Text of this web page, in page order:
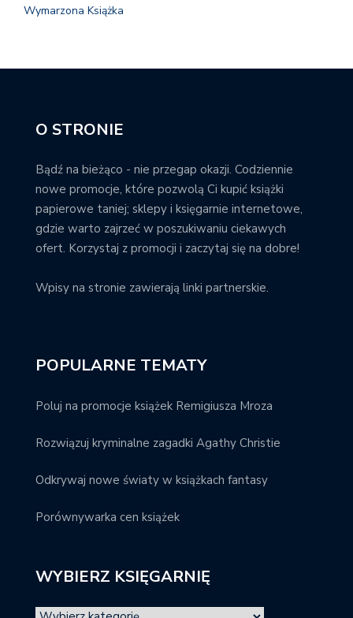
Wymarzona Książka
O STRONIE
Bądź na bieżąco - nie przegap okazji. Codziennie
nowe promocje, które pozwolą Ci kupić książki
papierowe taniej; sklepy i księgarnie internetowe,
gdzie warto zajrzeć w poszukiwaniu ciekawych
ofert. Korzystaj z promocji i zaczytaj się na dobre!
Wpisy na stronie zawierają linki partnerskie.
POPULARNE TEMATY
Poluj na promocje książek Remigiusza Mroza
Rozwiązuj kryminalne zagadki Agathy Christie
Odkrywaj nowe światy w książkach fantasy
Porównywarka cen książek
WYBIERZ KSIĘGARNIĘ